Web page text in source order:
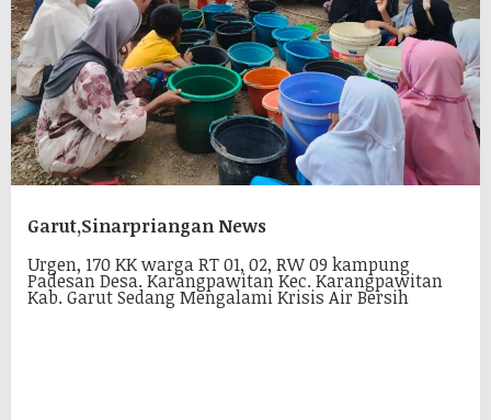
Garut,Sinarpriangan News
Urgen, 170 KK warga RT 01, 02, RW 09 kampung
Padesan Desa. Karangpawitan Kec. Karangpawitan
Kab. Garut Sedang Mengalami Krisis Air Bersih